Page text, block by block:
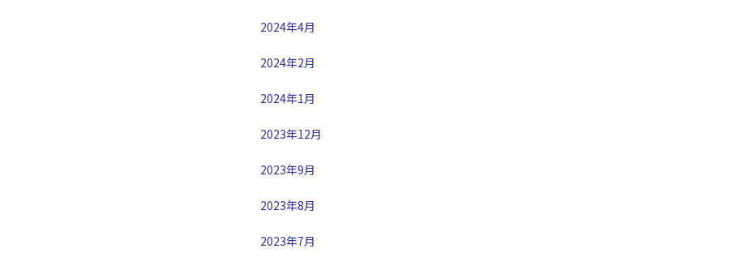
2024年4月
2024年2月
2024年1月
2023年12月
2023年9月
2023年8月
2023年7月